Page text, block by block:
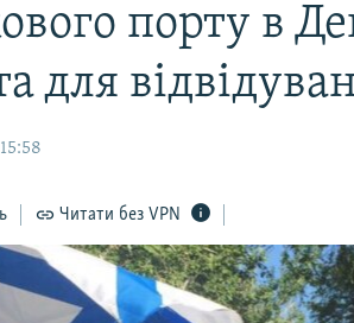
порту в
для
Читати без VPN